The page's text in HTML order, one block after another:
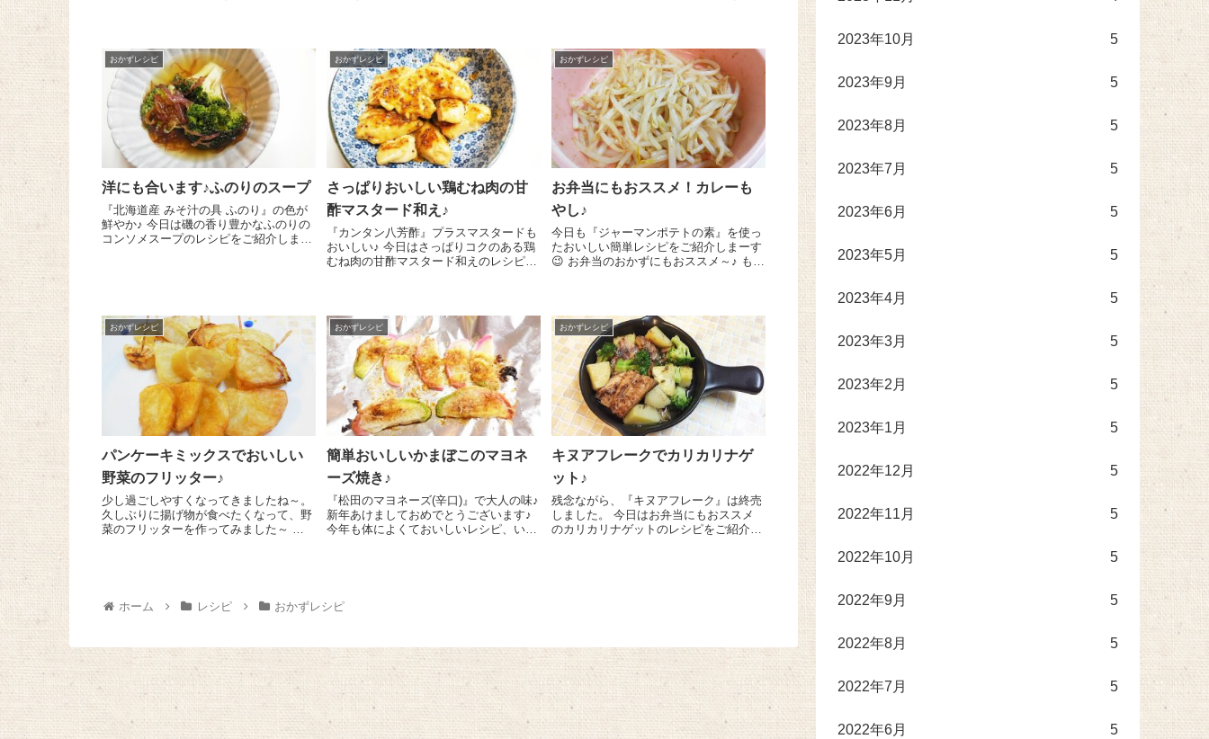
入れ...
に小麦粉...
おかずレシピ
洋にも合います♪ふのりのスープ
『北海道産 みそ汁の具 ふのり』の色が
鮮やか♪ 今日は磯の香り豊かなふのりの
コンソメスープのレシピをご紹介しま～
おかずレシピ
さっぱりおいしい鶏むね肉の甘
酢マスタード和え♪
『カンタン八芳酢』プラスマスタードも
おいしい♪ 今日はさっぱりコクのある鶏
むね肉の甘酢マスタード和えのレシピを
おかずレシピ
お弁当にもおススメ！カレーも
やし♪
今日も『ジャーマンポテトの素』を使っ
たおいしい簡単レシピをご紹介しまーす
😉 お弁当のおかずにもおススメ～♪ もや
てもいいんです...
おかずレシピ
パンケーキミックスでおいしい
野菜のフリッター♪
少し過ごしやすくなってきましたね～。
久しぶりに揚げ物が食べたくなって、野
菜のフリッターを作ってみました～ さ
おかずレシピ
簡単おいしいかまぼこのマヨネ
ーズ焼き♪
『松田のマヨネーズ(辛口)』で大人の味♪
新年あけましておめでとうございます♪
今年も体によくておいしいレシピ、いっ
おかずレシピ
キヌアフレークでカリカリナゲ
ット♪
残念ながら、『キヌアフレーク』は終売
しました。 今日はお弁当にもおススメ
のカリカリナゲットのレシピをご紹介し
ホーム レシピ おかずレシピ
2023年10月 5
2023年9月 5
2023年8月 5
2023年7月 5
2023年6月 5
2023年5月 5
2023年4月 5
2023年3月 5
2023年2月 5
2023年1月 5
2022年12月 5
2022年11月 5
2022年10月 5
2022年9月 5
2022年8月 5
2022年7月 5
2022年6月 5